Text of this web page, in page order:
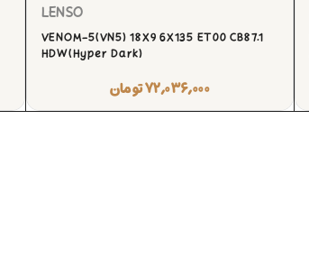
LENSO
VENOM-5(VN5) 18X9 6X135 ET00 CB87.1
HDW(Hyper Dark)
۷۲,۰۳۶,۰۰۰تومان